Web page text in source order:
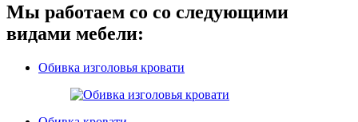
Мы работаем со со следующими
видами мебели:
Обивка изголовья кровати